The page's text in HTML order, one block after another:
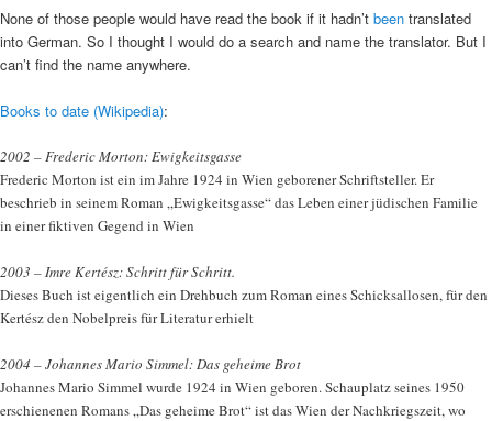
None of those people would have read the book if it hadn’t been translated
into German. So I thought I would do a search and name the translator. But I
can’t find the name anywhere.
Books to date (Wikipedia):
2002 – Frederic Morton: Ewigkeitsgasse
Frederic Morton ist ein im Jahre 1924 in Wien geborener Schriftsteller. Er
beschrieb in seinem Roman „Ewigkeitsgasse“ das Leben einer jüdischen Familie
in einer fiktiven Gegend in Wien
2003 – Imre Kertész: Schritt für Schritt.
Dieses Buch ist eigentlich ein Drehbuch zum Roman eines Schicksallosen, für den
Kertész den Nobelpreis für Literatur erhielt
2004 – Johannes Mario Simmel: Das geheime Brot
Johannes Mario Simmel wurde 1924 in Wien geboren. Schauplatz seines 1950
erschienenen Romans „Das geheime Brot“ ist das Wien der Nachkriegszeit, wo